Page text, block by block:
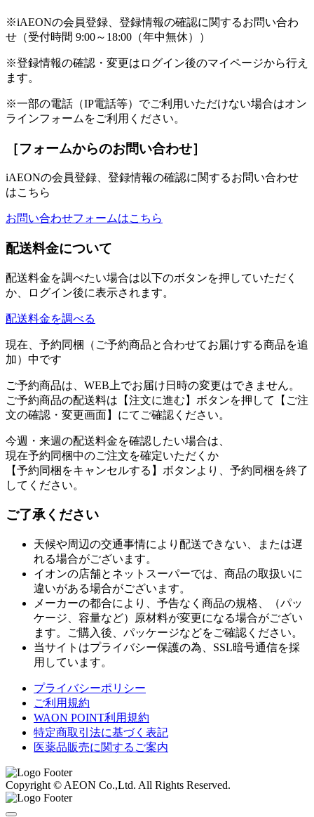
※iAEONの会員登録、登録情報の確認に関するお問い合わ
せ（受付時間 9:00～18:00（年中無休））
※登録情報の確認・変更はログイン後のマイページから行え
ます。
※一部の電話（IP電話等）でご利用いただけない場合はオン
ラインフォームをご利用ください。
［フォームからのお問い合わせ］
iAEONの会員登録、登録情報の確認に関するお問い合わせ
はこちら
お問い合わせフォームはこちら
配送料金について
配送料金を調べたい場合は以下のボタンを押していただく
か、ログイン後に表示されます。
配送料金を調べる
現在、予約同梱（ご予約商品と合わせてお届けする商品を追
加）中です
ご予約商品は、WEB上でお届け日時の変更はできません。
ご予約商品の配送料は【注文に進む】ボタンを押して【ご注
文の確認・変更画面】にてご確認ください。
今週・来週の配送料金を確認したい場合は、
現在予約同梱中のご注文を確定いただくか
【予約同梱をキャンセルする】ボタンより、予約同梱を終了
してください。
ご了承ください
天候や周辺の交通事情により配送できない、または遅
れる場合がございます。
イオンの店舗とネットスーパーでは、商品の取扱いに
違いがある場合がございます。
メーカーの都合により、予告なく商品の規格、（パッ
ケージ、容量など）原材料が変更になる場合がござい
ます。ご購入後、パッケージなどをご確認ください。
当サイトはプライバシー保護の為、SSL暗号通信を採
用しています。
プライバシーポリシー
ご利用規約
WAON POINT利用規約
特定商取引法に基づく表記
医薬品販売に関するご案内
Copyright © AEON Co.,Ltd. All Rights Reserved.